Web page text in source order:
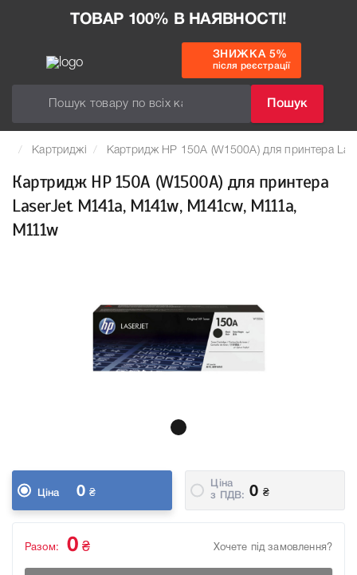
ТОВАР 100% В НАЯВНОСТІ!
Пошук
ЗНИЖКА 5%
після реєстрації
Картриджі Картридж HP 150A (W1500A) для принтера
Картридж HP 150A (W1500A) для принтера
LaserJet M141a, M141w, M141cw, M111a,
M111w
Ціна 0 ₴
Ціна
з ПДВ:
0 ₴
Хочете під замовлення?
Разом: 0 ₴